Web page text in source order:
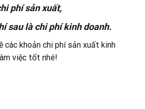
phí sản xuất,
sau là chi phí kinh doanh.
các khoản chi phí sản xuất kinh
việc tốt nhé!